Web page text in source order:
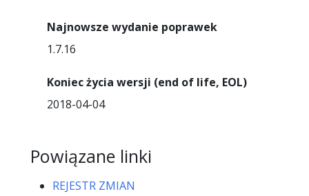
Najnowsze wydanie poprawek
1.7.16
Koniec życia wersji (end of life, EOL)
2018-04-04
Powiązane linki
REJESTR ZMIAN